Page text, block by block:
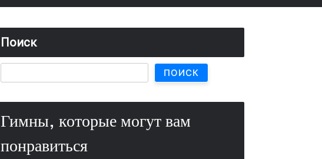
Поиск
ПОИСК
Гимны, которые могут вам
понравиться